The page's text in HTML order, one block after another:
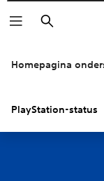
Zoeken
Homepagina
PlayStation-status